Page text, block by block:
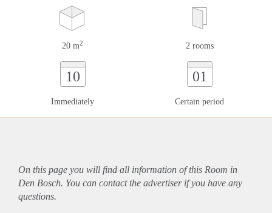
20 m2 2 rooms
10
Immediately
01
Certain period
On this page you will find all information of this Room in
Den Bosch. You can contact the advertiser if you have any
questions.